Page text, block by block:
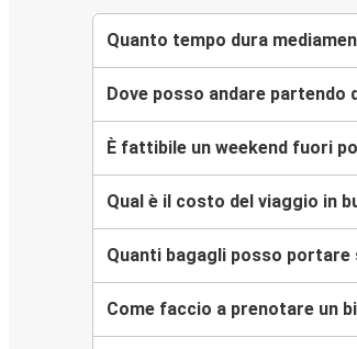
Quanto tempo dura
Dove posso andare partendo
È fattibile un weekend fuori
Qual è il costo del viaggio in
Quanti bagagli posso portare
Come faccio a prenotare un